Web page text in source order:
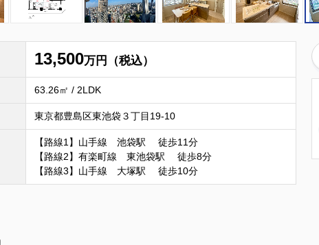
13,500万円（税込）
63.26㎡ / 2LDK
東京都豊島区東池袋３丁目19-10
【路線1】山手線 池袋駅 徒歩11分
【路線2】有楽町線 東池袋駅 徒歩8分
【路線3】山手線 大塚駅 徒歩10分